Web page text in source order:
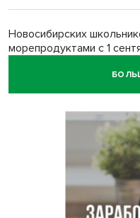
Новосибирских
морепродуктами с 1